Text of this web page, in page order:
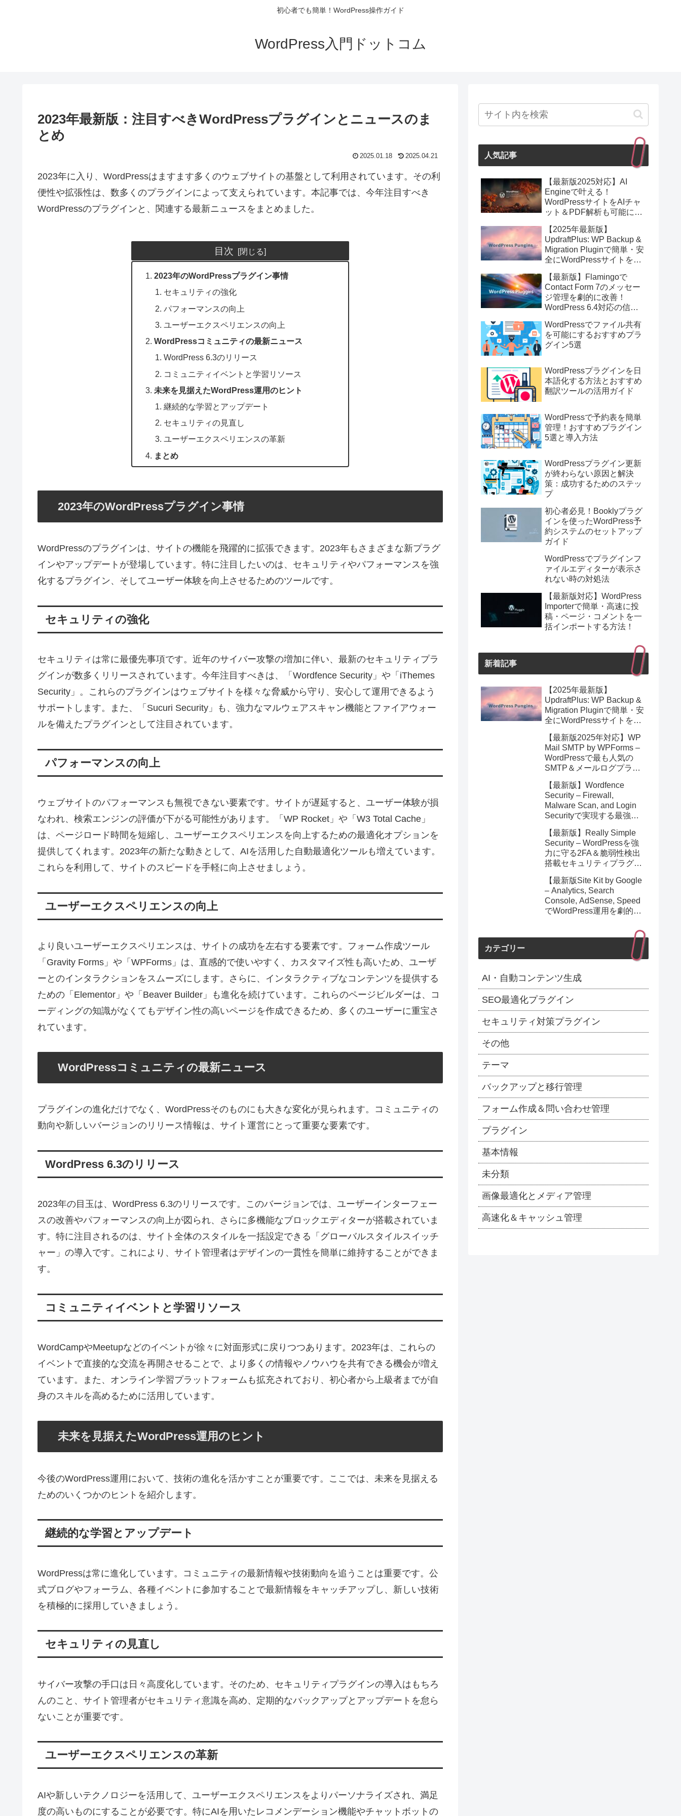
初心者でも簡単！WordPress操作ガイド
WordPress入門ドットコム
2023年最新版：注目すべきWordPressプラグインとニュースのま
とめ
2025.01.18 2025.04.21
2023年に入り、WordPressはますます多くのウェブサイトの基盤として利用されています。その利
便性や拡張性は、数多くのプラグインによって支えられています。本記事では、今年注目すべき
WordPressのプラグインと、関連する最新ニュースをまとめました。
目次
2023年のWordPressプラグイン事情
セキュリティの強化
パフォーマンスの向上
ユーザーエクスペリエンスの向上
WordPressコミュニティの最新ニュース
WordPress 6.3のリリース
コミュニティイベントと学習リソース
未来を見据えたWordPress運用のヒント
継続的な学習とアップデート
セキュリティの見直し
ユーザーエクスペリエンスの革新
まとめ
2023年のWordPressプラグイン事情
WordPressのプラグインは、サイトの機能を飛躍的に拡張できます。2023年もさまざまな新プラグ
インやアップデートが登場しています。特に注目したいのは、セキュリティやパフォーマンスを強
化するプラグイン、そしてユーザー体験を向上させるためのツールです。
セキュリティの強化
セキュリティは常に最優先事項です。近年のサイバー攻撃の増加に伴い、最新のセキュリティプラ
グインが数多くリリースされています。今年注目すべきは、「Wordfence Security」や「iThemes
Security」。これらのプラグインはウェブサイトを様々な脅威から守り、安心して運用できるよう
サポートします。また、「Sucuri Security」も、強力なマルウェアスキャン機能とファイアウォー
ルを備えたプラグインとして注目されています。
パフォーマンスの向上
ウェブサイトのパフォーマンスも無視できない要素です。サイトが遅延すると、ユーザー体験が損
なわれ、検索エンジンの評価が下がる可能性があります。「WP Rocket」や「W3 Total Cache」
は、ページロード時間を短縮し、ユーザーエクスペリエンスを向上するための最適化オプションを
提供してくれます。2023年の新たな動きとして、AIを活用した自動最適化ツールも増えています。
これらを利用して、サイトのスピードを手軽に向上させましょう。
ユーザーエクスペリエンスの向上
より良いユーザーエクスペリエンスは、サイトの成功を左右する要素です。フォーム作成ツール
「Gravity Forms」や「WPForms」は、直感的で使いやすく、カスタマイズ性も高いため、ユーザ
ーとのインタラクションをスムーズにします。さらに、インタラクティブなコンテンツを提供する
ための「Elementor」や「Beaver Builder」も進化を続けています。これらのページビルダーは、コ
ーディングの知識がなくてもデザイン性の高いページを作成できるため、多くのユーザーに重宝さ
れています。
WordPressコミュニティの最新ニュース
プラグインの進化だけでなく、WordPressそのものにも大きな変化が見られます。コミュニティの
動向や新しいバージョンのリリース情報は、サイト運営にとって重要な要素です。
WordPress 6.3のリリース
2023年の目玉は、WordPress 6.3のリリースです。このバージョンでは、ユーザーインターフェー
スの改善やパフォーマンスの向上が図られ、さらに多機能なブロックエディターが搭載されていま
す。特に注目されるのは、サイト全体のスタイルを一括設定できる「グローバルスタイルスイッチ
ャー」の導入です。これにより、サイト管理者はデザインの一貫性を簡単に維持することができま
す。
コミュニティイベントと学習リソース
WordCampやMeetupなどのイベントが徐々に対面形式に戻りつつあります。2023年は、これらの
イベントで直接的な交流を再開させることで、より多くの情報やノウハウを共有できる機会が増え
ています。また、オンライン学習プラットフォームも拡充されており、初心者から上級者までが自
身のスキルを高めるために活用しています。
未来を見据えたWordPress運用のヒント
今後のWordPress運用において、技術の進化を活かすことが重要です。ここでは、未来を見据える
ためのいくつかのヒントを紹介します。
継続的な学習とアップデート
WordPressは常に進化しています。コミュニティの最新情報や技術動向を追うことは重要です。公
式ブログやフォーラム、各種イベントに参加することで最新情報をキャッチアップし、新しい技術
を積極的に採用していきましょう。
セキュリティの見直し
サイバー攻撃の手口は日々高度化しています。そのため、セキュリティプラグインの導入はもちろ
んのこと、サイト管理者がセキュリティ意識を高め、定期的なバックアップとアップデートを怠ら
ないことが重要です。
ユーザーエクスペリエンスの革新
AIや新しいテクノロジーを活用して、ユーザーエクスペリエンスをよりパーソナライズされ、満足
度の高いものにすることが必要です。特にAIを用いたレコメンデーション機能やチャットボットの
人気記事
【最新版2025対応】AI
Engineで叶える！
WordPressサイトをAIチャ
ット＆PDF解析も可能にす
【2025年最新版】
UpdraftPlus: WP Backup &
Migration Pluginで簡単・安
全にWordPressサイトを即
【最新版】Flamingoで
Contact Form 7のメッセー
ジ管理を劇的に改善！
WordPress 6.4対応の信頼
WordPressでファイル共有
を可能にするおすすめプラ
グイン5選
WordPressプラグインを日
本語化する方法とおすすめ
翻訳ツールの活用ガイド
WordPressで予約表を簡単
管理！おすすめプラグイン
5選と導入方法
WordPressプラグイン更新
が終わらない原因と解決
策：成功するためのステッ
プ
初心者必見！Booklyプラグ
インを使ったWordPress予
約システムのセットアップ
ガイド
WordPressでプラグインフ
ァイルエディターが表示さ
れない時の対処法
【最新版対応】WordPress
Importerで簡単・高速に投
稿・ページ・コメントを一
括インポートする方法！
新着記事
【2025年最新版】
UpdraftPlus: WP Backup &
Migration Pluginで簡単・安
全にWordPressサイトを即
【最新版2025年対応】WP
Mail SMTP by WPForms –
WordPressで最も人気の
SMTP＆メールログプラグ
ル配信を簡単実現
【最新版】Wordfence
Security – Firewall,
Malware Scan, and Login
Securityで実現する最強の
【2025年4月更新】
【最新版】Really Simple
Security – WordPressを強
力に守る2FA＆脆弱性検出
搭載セキュリティプラグイ
【最新版Site Kit by Google
– Analytics, Search
Console, AdSense, Speed
でWordPress運用を劇的に
カテゴリー
AI・自動コンテンツ生成
SEO最適化プラグイン
セキュリティ対策プラグイン
その他
テーマ
バックアップと移行管理
フォーム作成＆問い合わせ管理
プラグイン
基本情報
未分類
画像最適化とメディア管理
高速化＆キャッシュ管理